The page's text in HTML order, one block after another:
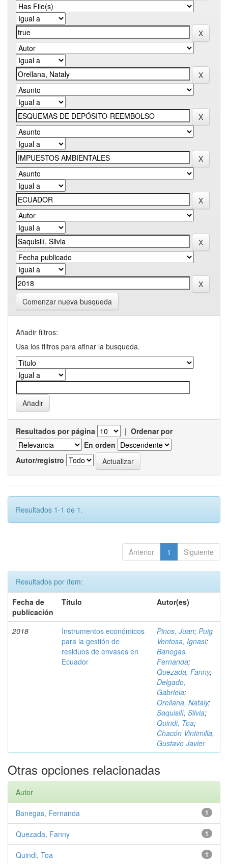
Comenzar nueva busqueda
Añadir filtros:
Usa los filtros para afinar la busqueda.
Resultados por página | Ordenar por
En orden
Autor/registro
Resultados 1-1 de 1.
Anterior 1 Siguiente
Resultados por ítem:
Fecha de
publicación
Título Autor(es)
2018
Instrumentos económicos
para la gestión de
residuos de envases en
Ecuador
Pinos, Juan; Puig
Ventosa, Ignasi;
Banegas,
Fernanda;
Quezada, Fanny;
Delgado,
Gabriela;
Orellana, Nataly;
Saquisilí, Silvia;
Quindi, Toa;
Chacón Vintimilla,
Gustavo Javier
Otras opciones relacionadas
Autor
1
Banegas, Fernanda
1
Quezada, Fanny
1
Quindi, Toa